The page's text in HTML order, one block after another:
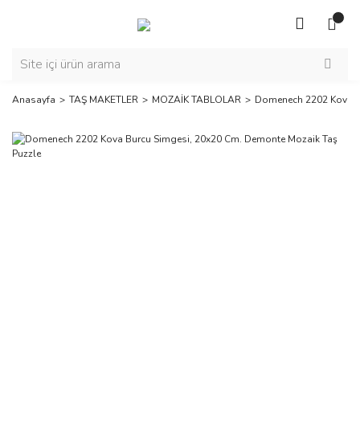
Anasayfa TAŞ MAKETLER MOZAİK TABLOLAR Domenech 2202 Kova